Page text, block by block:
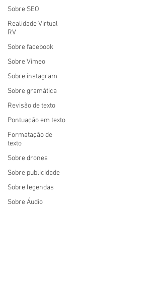
Sobre SEO
Realidade Virtual
RV
Sobre facebook
Sobre Vimeo
Sobre instagram
Sobre gramática
Revisão de texto
Pontuação em texto
Formatação de
texto
Sobre drones
Sobre publicidade
Sobre legendas
Sobre Áudio